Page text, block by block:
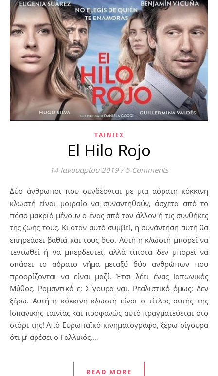
ΤΑΙΝΊΕΣ
El Hilo Rojo
14 Ιανουαρίου 2019 / 5 Comments
Δύο άνθρωποι που συνδέονται με μια αόρατη κόκκινη
κλωστή είναι μοιραίο να συναντηθούν, άσχετα από το
πόσο μακριά μένουν ο ένας από τον άλλον ή τις συνθήκες
της ζωής τους. Κι όταν αυτό συμβεί, η συνάντηση αυτή θα
επηρεάσει βαθιά και τους δυο. Αυτή η κλωστή μπορεί να
τεντωθεί ή να μπερδευτεί, αλλά τίποτα δεν μπορεί να
σπάσει το αόρατο νήμα μεταξύ δύο ανθρώπων που
προορίζονται να είναι μαζί. Έτσι λέει ένας Ιαπωνικός
Μύθος. Ρομαντικό ε; Σίγουρα ναι. Ρεαλιστικό όμως; Δεν
ξέρω. Αυτή η κόκκινη κλωστή είναι ο τίτλος αυτής της
Ισπανικής ταινίας και προφανώς αυτό πραγματεύεται στο
στόρι της! Από Ευρωπαϊκό κινηματογράφο, ξέρω σίγουρα
ότι μ’ αρέσει ο Γαλλικός.…
READ MORE